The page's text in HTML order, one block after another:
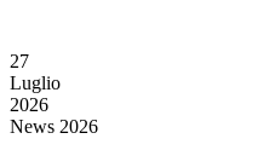
27
Luglio
2026
News 2026